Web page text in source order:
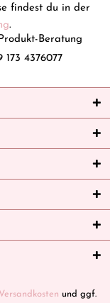
findest du in der
.
Beratung
173 4376077
Versandkosten und ggf.